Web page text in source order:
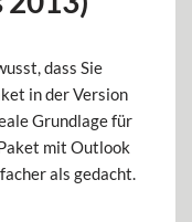
dass Sie
in der Version
Grundlage für
mit Outlook
als gedacht.